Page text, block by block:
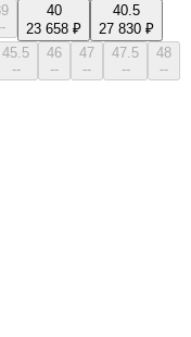
40
23 658 ₽
40.5
27 830 ₽
45.5
--
46
--
47
--
47.5
--
48
--